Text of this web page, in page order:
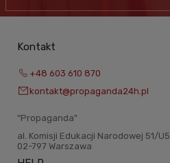
Kontakt
+48 603 610 870
kontakt@propaganda24h.pl
“Propaganda"
al. Komisji Edukacji Narodowej 51/U5
02-797 Warszawa